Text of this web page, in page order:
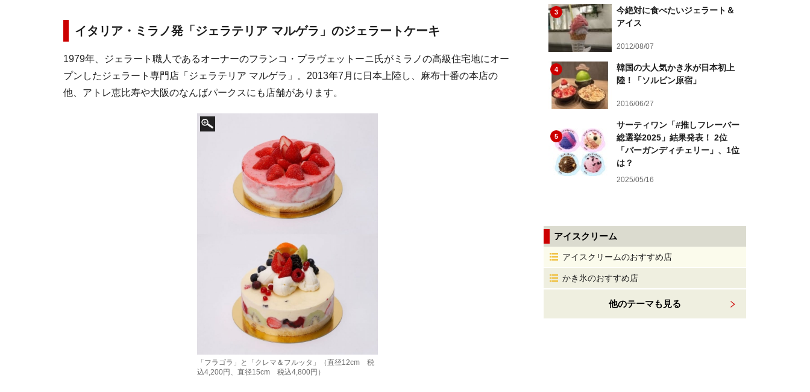
イタリア・ミラノ発「ジェラテリア マルゲラ」のジェラートケーキ
1979年、ジェラート職人であるオーナーのフランコ・プラヴェットーニ氏がミラノの高級住宅地にオー
プンしたジェラート専門店「ジェラテリア マルゲラ」。2013年7月に日本上陸し、麻布十番の本店の
他、アトレ恵比寿や大阪のなんばパークスにも店舗があります。
「フラゴラ」と「クレマ＆フルッタ」（直径12cm 税
込4,200円、直径15cm 税込4,800円）
3
今絶対に食べたいジェラート＆
アイス
2012/08/07
4
韓国の大人気かき氷が日本初上
陸！「ソルビン原宿」
2016/06/27
5
サーティワン「#推しフレーバー
総選挙2025」結果発表！ 2位
「バーガンディチェリー」、1位
は？
2025/05/16
アイスクリーム
アイスクリームのおすすめ店
かき氷のおすすめ店
他のテーマも見る